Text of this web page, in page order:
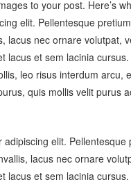
to your post. Here’s
elit. Pellentesque
lacus nec ornare volutpat,
lacus et sem lacinia
leo risus interdum
quis mollis velit purus
elit.
lacus nec ornare
lacus et sem lacinia cursus.